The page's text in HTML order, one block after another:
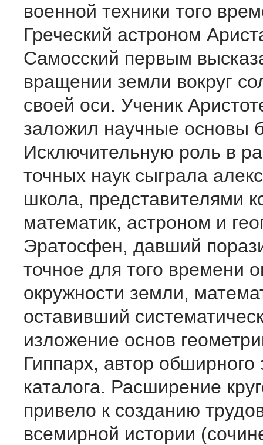
военной техники того
Греческий астроном
Самосский первым
вращении земли вокруг
своей оси. Ученик
заложил научные основы
Исключительную роль в
точных наук сыграла
школа, представителями
математик, астроном и
Эратосфен, давший
точное для того времени
окружности земли,
оставивший
изложение основ
Гиппарх, автор обширного
каталога. Расширение
привело к созданию
всемирной истории